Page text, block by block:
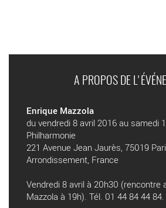
A PROPOS DE
Enrique Mazzola
du vendredi 8 avril 2016 au samedi
Philharmonie
221 Avenue Jean Jaurès, 75019
Arrondissement, France
Vendredi 8 avril à 20h30 (rencontre
Mazzola à 19h). Tél. 01 44 84 44